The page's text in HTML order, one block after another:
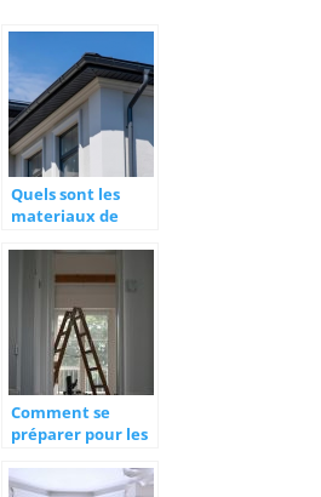
Quels sont les
materiaux de
Comment se
préparer pour les
rénovation?